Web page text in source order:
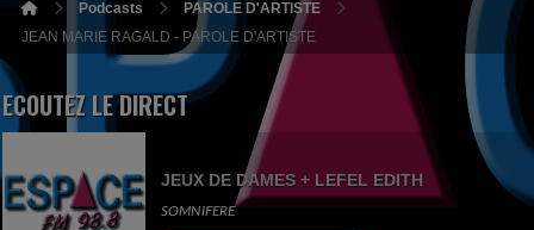
Podcasts
PAROLE D'ARTISTE
JEAN MARIE RAGALD - PAROLE D'ARTISTE
ECOUTEZ LE DIRECT
JEUX DE DAMES + LEFEL EDITH
SOMNIFERE